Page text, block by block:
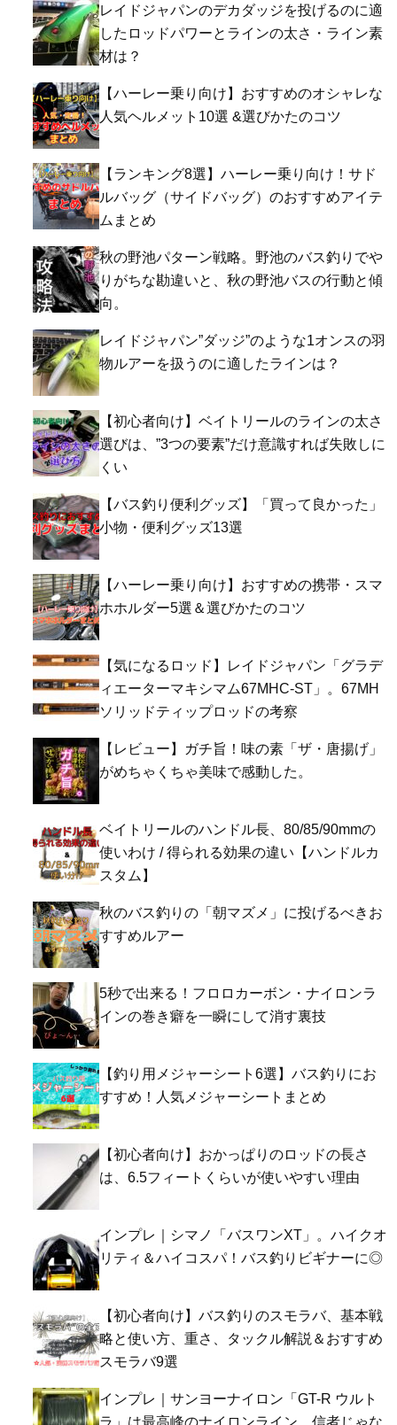
レイドジャパンのデカダッジを投げるのに適
したロッドパワーとラインの太さ・ライン素
材は？
【ハーレー乗り向け】おすすめのオシャレな
人気ヘルメット10選 &選びかたのコツ
【ランキング8選】ハーレー乗り向け！サド
ルバッグ（サイドバッグ）のおすすめアイテ
ムまとめ
秋の野池パターン戦略。野池のバス釣りでや
りがちな勘違いと、秋の野池バスの行動と傾
向。
レイドジャパン”ダッジ”のような1オンスの羽
物ルアーを扱うのに適したラインは？
【初心者向け】ベイトリールのラインの太さ
選びは、”3つの要素”だけ意識すれば失敗しに
くい
【バス釣り便利グッズ】「買って良かった」
小物・便利グッズ13選
【ハーレー乗り向け】おすすめの携帯・スマ
ホホルダー5選＆選びかたのコツ
【気になるロッド】レイドジャパン「グラデ
ィエーターマキシマム67MHC-ST」。67MH
ソリッドティップロッドの考察
【レビュー】ガチ旨！味の素「ザ・唐揚げ」
がめちゃくちゃ美味で感動した。
ベイトリールのハンドル長、80/85/90mmの
使いわけ / 得られる効果の違い【ハンドルカ
スタム】
秋のバス釣りの「朝マズメ」に投げるべきお
すすめルアー
5秒で出来る！フロロカーボン・ナイロンラ
インの巻き癖を一瞬にして消す裏技
【釣り用メジャーシート6選】バス釣りにお
すすめ！人気メジャーシートまとめ
【初心者向け】おかっぱりのロッドの長さ
は、6.5フィートくらいが使いやすい理由
インプレ｜シマノ「バスワンXT」。ハイクオ
リティ＆ハイコスパ！バス釣りビギナーに◎
【初心者向け】バス釣りのスモラバ、基本戦
略と使い方、重さ、タックル解説＆おすすめ
スモラバ9選
インプレ｜サンヨーナイロン「GT-R ウルト